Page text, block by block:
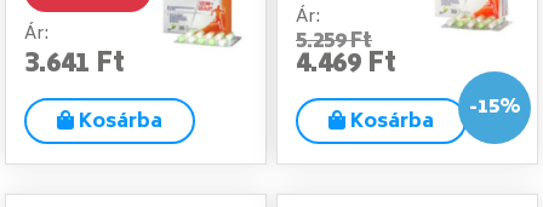
Ár:
3.641 Ft
Kosárba
Ár:
5.259 Ft
4.469 Ft
Kosárba -15%